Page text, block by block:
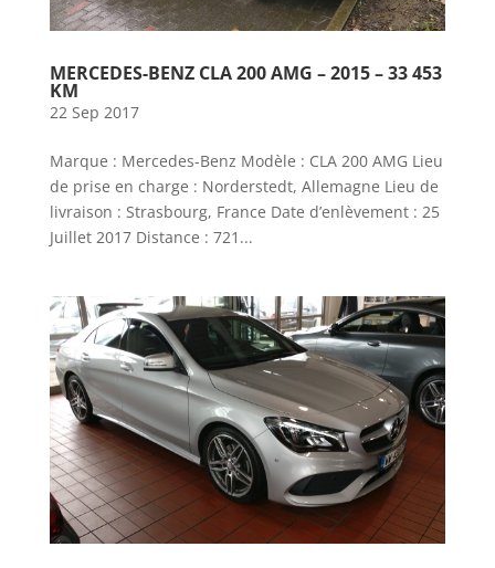
MERCEDES-BENZ CLA 200 AMG – 2015 – 33 453
KM
22 Sep 2017
Marque : Mercedes-Benz Modèle : CLA 200 AMG Lieu
de prise en charge : Norderstedt, Allemagne Lieu de
livraison : Strasbourg, France Date d’enlèvement : 25
Juillet 2017 Distance : 721...